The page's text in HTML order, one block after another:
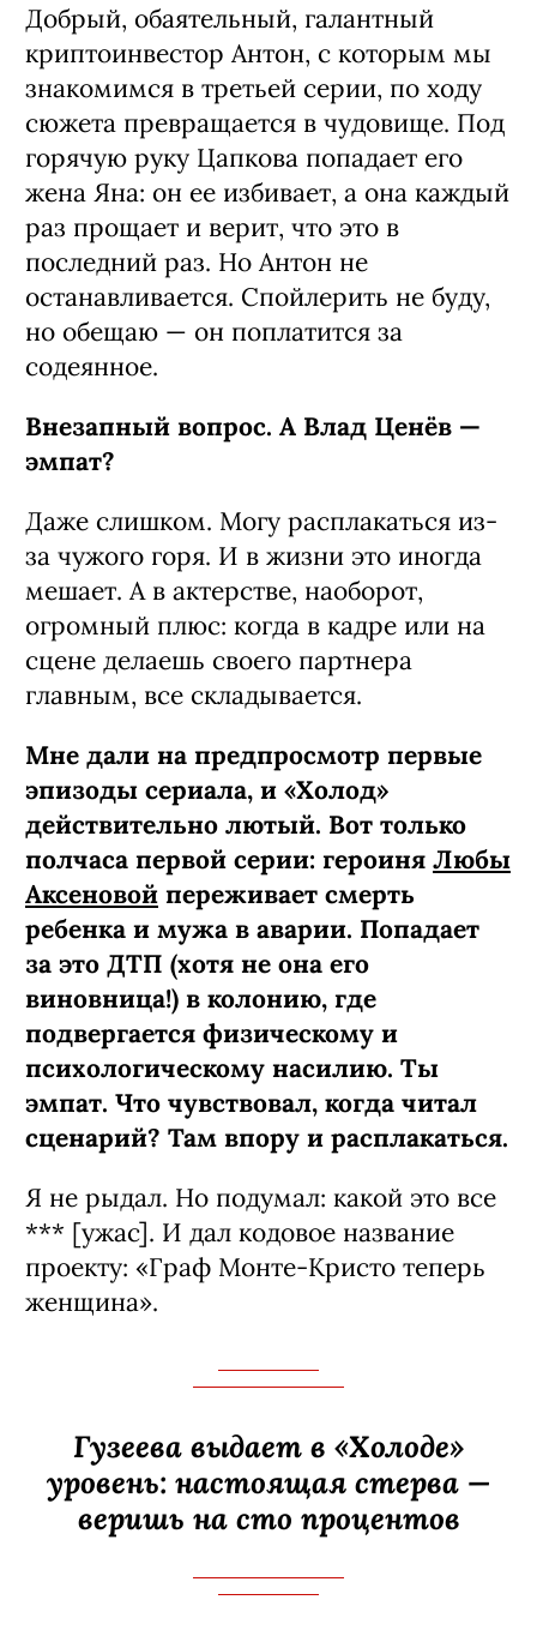
Добрый, обаятельный, галантный
криптоинвестор Антон, с которым мы
знакомимся в третьей серии, по ходу
сюжета превращается в чудовище. Под
горячую руку Цапкова попадает его
жена Яна: он ее избивает, а она каждый
раз прощает и верит, что это в
последний раз. Но Антон не
останавливается. Спойлерить не буду,
но обещаю — он поплатится за
содеянное.
Внезапный вопрос. А Влад Ценёв —
эмпат?
Даже слишком. Могу расплакаться из-
за чужого горя. И в жизни это иногда
мешает. А в актерстве, наоборот,
огромный плюс: когда в кадре или на
сцене делаешь своего партнера
главным, все складывается.
Мне дали на предпросмотр первые
эпизоды сериала, и «Холод»
действительно лютый. Вот только
полчаса первой серии: героиня Любы
Аксеновой переживает смерть
ребенка и мужа в аварии. Попадает
за это ДТП (хотя не она его
виновница!) в колонию, где
подвергается физическому и
психологическому насилию. Ты
эмпат. Что чувствовал, когда читал
сценарий? Там впору и расплакаться.
Я не рыдал. Но подумал: какой это все
*** [ужас]. И дал кодовое название
проекту: «Граф Монте-­Кристо теперь
женщина».
Гузеева выдает в «Холоде»
уровень: настоящая стерва —
веришь на сто процентов